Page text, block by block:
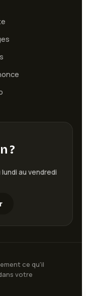
?
au vendredi
ce qu'il
votre